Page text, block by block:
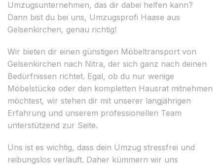
Umzugsunternehmen, das dir dabei helfen kann?
Dann bist du bei uns, Umzugsprofi Haase aus
Gelsenkirchen, genau richtig!
Wir bieten dir einen günstigen Möbeltransport von
Gelsenkirchen nach Nitra, der sich ganz nach deinen
Bedürfnissen richtet. Egal, ob du nur wenige
Möbelstücke oder den kompletten Hausrat mitnehmen
möchtest, wir stehen dir mit unserer langjährigen
Erfahrung und unserem professionellen Team
unterstützend zur Seite.
Uns ist es wichtig, dass dein Umzug stressfrei und
reibungslos verläuft. Daher kümmern wir uns